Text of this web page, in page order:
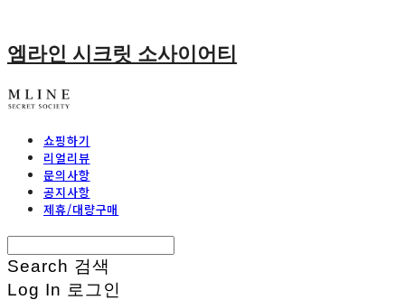
엠라인 시크릿 소사이어티
쇼핑하기
리얼리뷰
문의사항
공지사항
제휴/대량구매
Search 검색
Log In 로그인